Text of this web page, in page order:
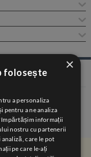
×
folosește
a personaliza
pentru a ne analiza
împărtășim informații
nostru cu partenerii
care le pot
pe care le-ați